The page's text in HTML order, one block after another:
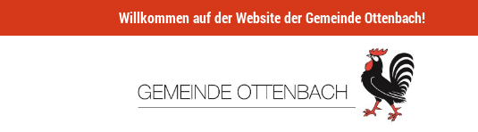
Willkommen auf der Website der Gemeinde Ottenbach!